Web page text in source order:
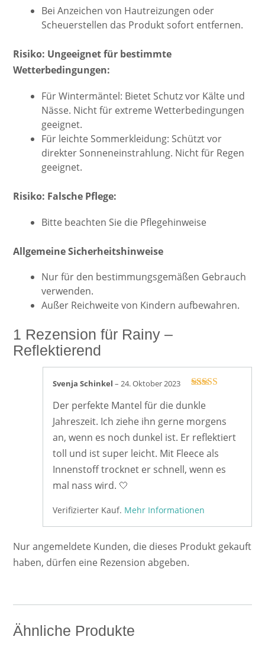
Bei Anzeichen von Hautreizungen oder
Scheuerstellen das Produkt sofort entfernen.
Risiko: Ungeeignet für bestimmte
Wetterbedingungen:
Für Wintermäntel: Bietet Schutz vor Kälte und
Nässe. Nicht für extreme Wetterbedingungen
geeignet.
Für leichte Sommerkleidung: Schützt vor
direkter Sonneneinstrahlung. Nicht für Regen
geeignet.
Risiko: Falsche Pflege:
Bitte beachten Sie die Pflegehinweise
Allgemeine Sicherheitshinweise
Nur für den bestimmungsgemäßen Gebrauch
verwenden.
Außer Reichweite von Kindern aufbewahren.
1 Rezension für Rainy –
Reflektierend
5von 5
Svenja Schinkel – 24. Oktober 2023
Der perfekte Mantel für die dunkle
Jahreszeit. Ich ziehe ihn gerne morgens
an, wenn es noch dunkel ist. Er reflektiert
toll und ist super leicht. Mit Fleece als
Innenstoff trocknet er schnell, wenn es
mal nass wird. 🤍
Verifizierter Kauf. Mehr Informationen
Nur angemeldete Kunden, die dieses Produkt gekauft
haben, dürfen eine Rezension abgeben.
Ähnliche Produkte